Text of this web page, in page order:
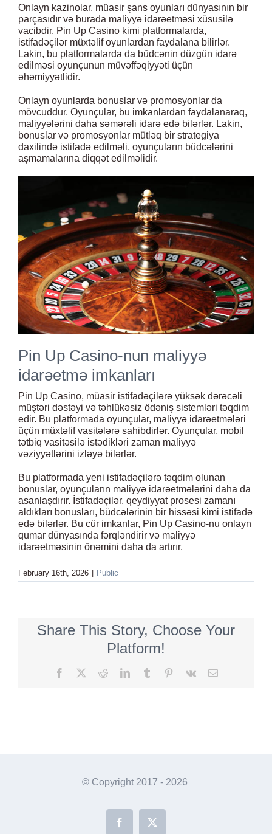
Onlayn kazinolar, müasir şans oyunları dünyasının bir
parçasıdır və burada maliyyə idarəetməsi xüsusilə
vacibdir. Pin Up Casino kimi platformalarda,
istifadəçilər müxtəlif oyunlardan faydalana bilirlər.
Lakin, bu platformalarda da büdcənin düzgün idarə
edilməsi oyunçunun müvəffəqiyyəti üçün
əhəmiyyətlidir.
Onlayn oyunlarda bonuslar və promosyonlar da
mövcuddur. Oyunçular, bu imkanlardan faydalanaraq,
maliyyələrini daha səmərəli idarə edə bilərlər. Lakin,
bonuslar və promosyonlar mütləq bir strategiya
daxilində istifadə edilməli, oyunçuların büdcələrini
aşmamalarına diqqət edilməlidir.
Pin Up Casino-nun maliyyə
idarəetmə imkanları
Pin Up Casino, müasir istifadəçilərə yüksək dərəcəli
müştəri dəstəyi və təhlükəsiz ödəniş sistemləri təqdim
edir. Bu platformada oyunçular, maliyyə idarəetmələri
üçün müxtəlif vasitələrə sahibdirlər. Oyunçular, mobil
tətbiq vasitəsilə istədikləri zaman maliyyə
vəziyyətlərini izləyə bilərlər.
Bu platformada yeni istifadəçilərə təqdim olunan
bonuslar, oyunçuların maliyyə idarəetmələrini daha da
asanlaşdırır. İstifadəçilər, qeydiyyat prosesi zamanı
aldıkları bonusları, büdcələrinin bir hissəsi kimi istifadə
edə bilərlər. Bu cür imkanlar, Pin Up Casino-nu onlayn
qumar dünyasında fərqləndirir və maliyyə
idarəetməsinin önəmini daha da artırır.
February 16th, 2026 Public
Share This Story, Choose Your
Platform!
Facebook RedditLinkedInTumblr Pinterest
Vk Email
© Copyright 2017 - 2026
Facebook
X